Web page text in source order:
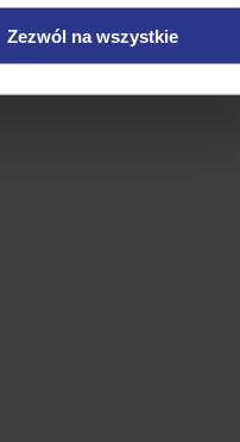
Zezwól na wszystkie